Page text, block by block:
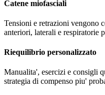
Catene miofasciali
Tensioni e retrazioni vengono
anteriori, laterali e respiratorie
Riequilibrio personalizzato
Manualita', esercizi e consigli
strategia di compenso piu'